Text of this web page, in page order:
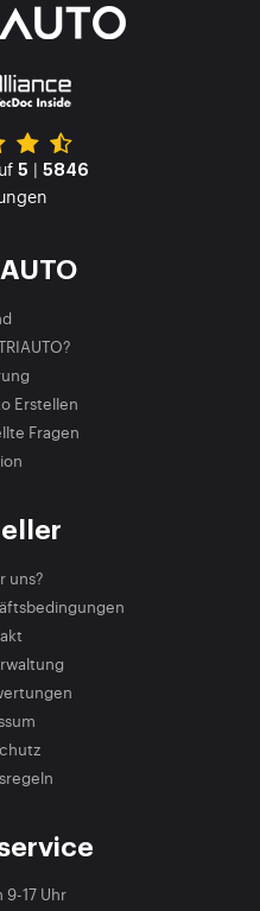
5 | 5846
Erstellen
Fragen
uns?
9-17 Uhr